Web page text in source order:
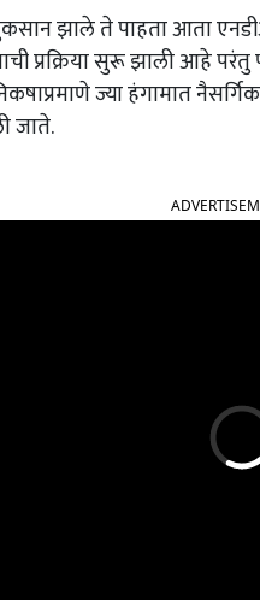
झाले ते पाहता आता
प्रक्रिया सुरू झाली आहे
ज्या हंगामात
जाते.